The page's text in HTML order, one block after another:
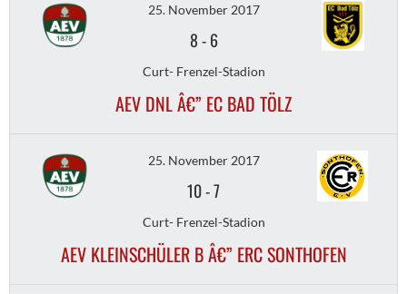
25. November 2017
8-6
Curt- Frenzel-Stadion
AEV DNL Â€” EC BAD TÖLZ
25. November 2017
10-7
Curt- Frenzel-Stadion
AEV KLEINSCHÜLER B Â€” ERC SONTHOFEN